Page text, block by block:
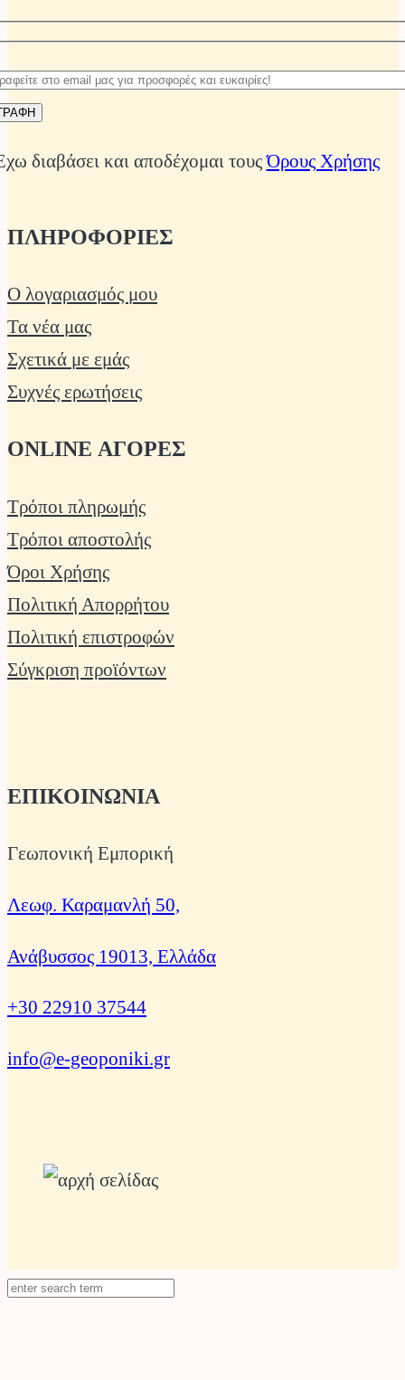
διαβάσει και αποδέχομαι τουςΌρους Χρήσης
ΠΛΗΡΟΦΟΡΙΕΣ
Ο λογαριασμός μου
Τα νέα μας
Σχετικά με εμάς
Συχνές ερωτήσεις
ONLINE ΑΓΟΡΕΣ
Τρόποι πληρωμής
Τρόποι αποστολής
Όροι Χρήσης
Πολιτική Απορρήτου
Πολιτική επιστροφών
Σύγκριση προϊόντων
ΕΠΙΚΟΙΝΩΝΙΑ
Γεωπονική Εμπορική
Λεωφ. Καραμανλή 50,
Ανάβυσσος 19013, Ελλάδα
+30 22910 37544
info@e-geoponiki.gr